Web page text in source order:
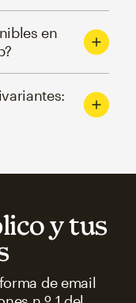
en
y tus
de email